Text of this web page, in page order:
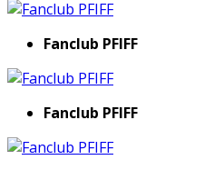
Fanclub PFIFF
Fanclub PFIFF